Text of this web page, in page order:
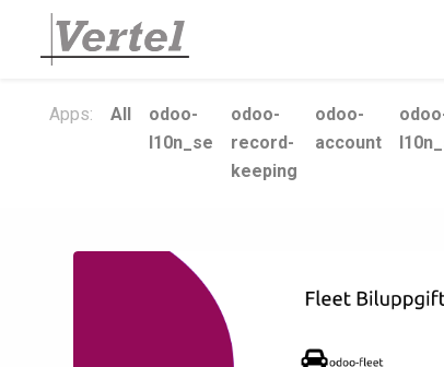
Apps: All
odoo-
l10n_se
odoo-
record-
keeping
odoo-
account